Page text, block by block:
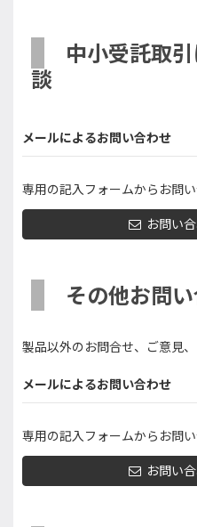
中小受託取
談
メールによるお問い合わせ
専用の記入フォームからお問い
お問い
その他お問
製品以外のお問合せ、ご意見、
メールによるお問い合わせ
専用の記入フォームからお問い
お問い